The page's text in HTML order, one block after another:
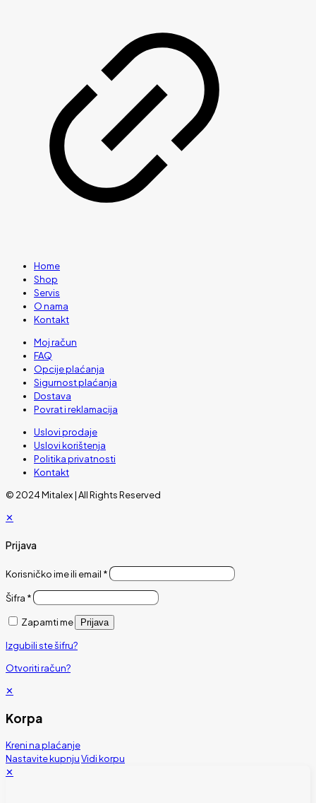
Home
Shop
Servis
O nama
Kontakt
Moj račun
FAQ
Opcije plaćanja
Sigurnost plaćanja
Dostava
Povrat i reklamacija
Uslovi prodaje
Uslovi korištenja
Politika privatnosti
Kontakt
© 2024 Mitalex | All Rights Reserved
✕
Prijava
Korisničko ime ili email *
Šifra *
Zapamti me Prijava
Izgubili ste šifru?
Otvoriti račun?
✕
Korpa
Kreni na plaćanje
Nastavite kupnjuVidi korpu
✕